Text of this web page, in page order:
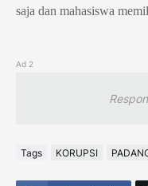
saja dan mahasiswa
Ad 2
Tags KORUPSI